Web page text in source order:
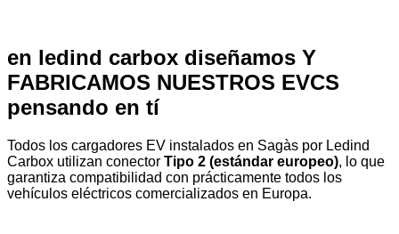
en ledind carbox diseñamos Y
FABRICAMOS NUESTROS EVCS
pensando en tí
Todos los cargadores EV instalados en Sagàs por Ledind
Carbox utilizan conector Tipo 2 (estándar europeo), lo que
garantiza compatibilidad con prácticamente todos los
vehículos eléctricos comercializados en Europa.